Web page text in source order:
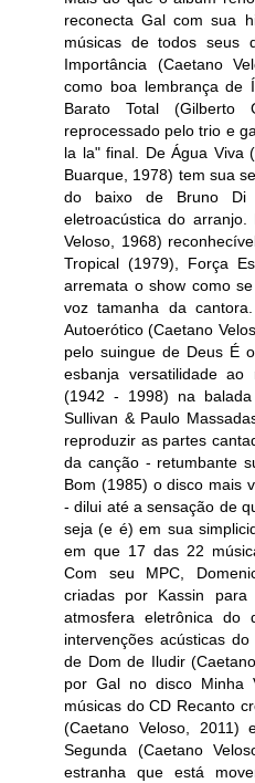
reconecta Gal com sua
músicas de todos seus
Importância (Caetano
como boa lembrança de
Barato Total
reprocessado pelo trio e
la la" final. De Água Viva
Buarque, 1978) tem sua
do baixo de Bruno Di
eletroacústica do
Veloso, 1968)
Tropical (1979), Força
arremata o show como
voz tamanha da
Autoerótico (Caetano
pelo suingue de Deus É
esbanja versatilidade
(1942 - 1998) na
Sullivan & Paulo
reproduzir as partes
da canção - retumbante
Bom (1985) o disco mais
- dilui até a sensação de
seja (e é) em sua
em que 17 das 22
Com seu MPC,
criadas por Kassin
atmosfera eletrônica
intervenções acústicas
de Dom de Iludir
por Gal no disco Minha
músicas do CD Recanto
(Caetano Veloso, 2011)
Segunda (Caetano
estranha que está